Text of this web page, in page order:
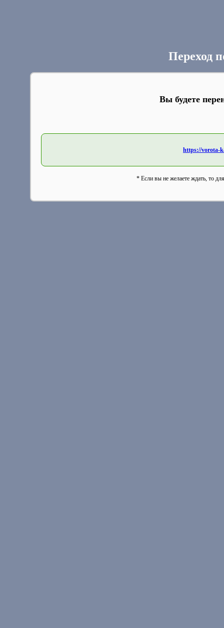
Переход
Вы будете
https://vorota-
* Если вы не желаете ждать, то